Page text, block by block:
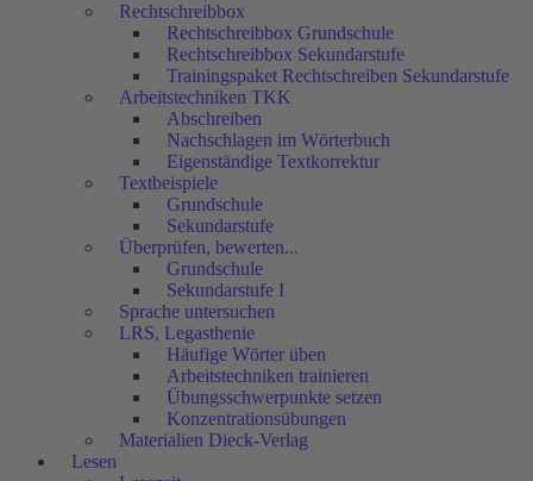
Rechtschreibbox
Rechtschreibbox Grundschule
Rechtschreibbox Sekundarstufe
Trainingspaket Rechtschreiben Sekundarstufe
Arbeitstechniken TKK
Abschreiben
Nachschlagen im Wörterbuch
Eigenständige Textkorrektur
Textbeispiele
Grundschule
Sekundarstufe
Überprüfen, bewerten...
Grundschule
Sekundarstufe I
Sprache untersuchen
LRS, Legasthenie
Häufige Wörter üben
Arbeitstechniken trainieren
Übungsschwerpunkte setzen
Konzentrationsübungen
Materialien Dieck-Verlag
Lesen